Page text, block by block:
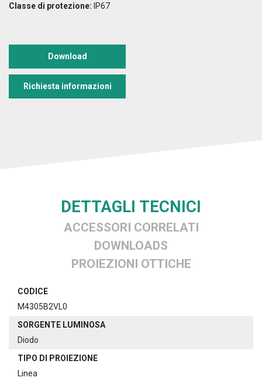
Classe di protezione: IP67
Download
Richiesta informazioni
DETTAGLI TECNICI
ACCESSORI CORRELATI
DOWNLOADS
PROIEZIONI OTTICHE
CODICE
M4305B2VL0
SORGENTE LUMINOSA
Diodo
TIPO DI PROIEZIONE
Linea